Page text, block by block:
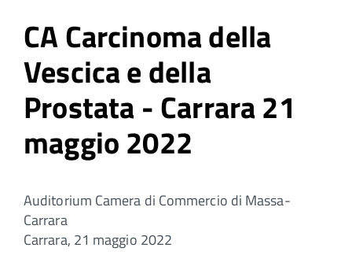
CA Carcinoma della
Vescica e della
Prostata - Carrara 21
maggio 2022
Auditorium Camera di Commercio di Massa-
Carrara
Carrara, 21 maggio 2022